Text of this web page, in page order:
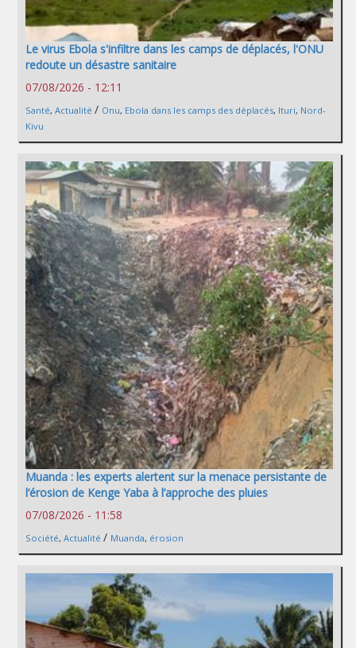
Le virus Ebola s'infiltre dans les camps de déplacés, l'ONU
redoute un désastre sanitaire
07/08/2026 - 12:11
Santé, Actualité / Onu, Ebola dans les camps des déplacés, Ituri, Nord-
Kivu
Muanda : les experts alertent sur la menace persistante de
l’érosion de Kenge Yaba à l’approche des pluies
07/08/2026 - 11:58
Société, Actualité / Muanda, érosion